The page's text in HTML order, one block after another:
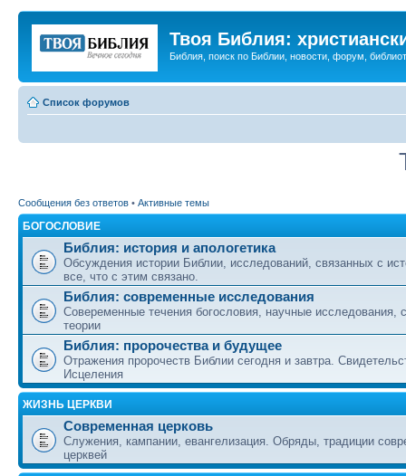
Твоя Библия:
Библия, поиск по Библии, новости, форум,
Список форумов
Сообщения без ответов • Активные темы
БОГОСЛОВИЕ
Библия: история и апологетика
Обсуждения истории Библии, исследований, связанных с
все, что с этим связано.
Библия: современные исследования
Совеременные течения богословия, научные исследования,
теории
Библия: пророчества и будущее
Отражения пророчеств Библии сегодня и завтра.
Исцеления
ЖИЗНЬ ЦЕРКВИ
Современная церковь
Служения, кампании, евангелизация. Обряды, традиции
церквей